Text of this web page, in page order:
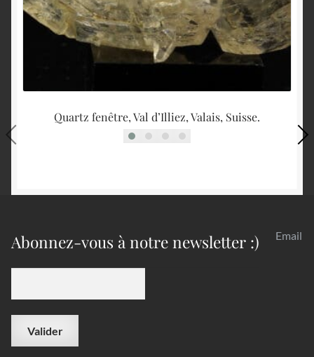
Quartz fenêtre, Val d’Illiez, Valais, Suisse.
Abonnez-vous à notre newsletter :) Email